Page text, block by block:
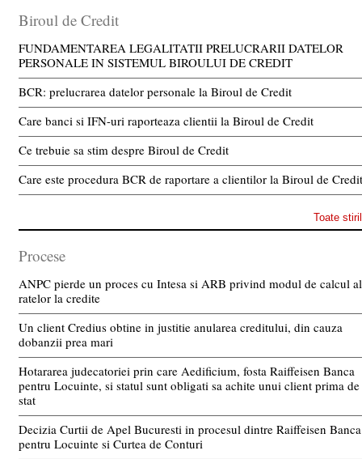
Biroul de Credit
FUNDAMENTAREA LEGALITATII PRELUCRARII DATELOR
PERSONALE IN SISTEMUL BIROULUI DE CREDIT
BCR: prelucrarea datelor personale la Biroul de Credit
Care banci si IFN-uri raporteaza clientii la Biroul de Credit
Ce trebuie sa stim despre Biroul de Credit
Care este procedura BCR de raportare a clientilor la Biroul de Credit
Toate
Procese
ANPC pierde un proces cu Intesa si ARB privind modul de calcul al
ratelor la credite
Un client Credius obtine in justitie anularea creditului, din cauza
dobanzii prea mari
Hotararea judecatoriei prin care Aedificium, fosta Raiffeisen Banca
pentru Locuinte, si statul sunt obligati sa achite unui client prima de
stat
Decizia Curtii de Apel Bucuresti in procesul dintre Raiffeisen Banca
pentru Locuinte si Curtea de Conturi